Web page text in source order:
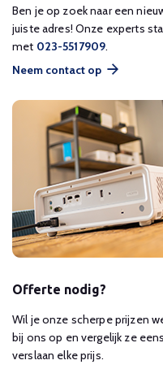
Ben je op zoek naar een
juiste adres! Onze experts
met 023-5517909.
Neem contact op
Offerte nodig?
Wil je onze scherpe prijzen
bij ons op en vergelijk ze
verslaan elke prijs.